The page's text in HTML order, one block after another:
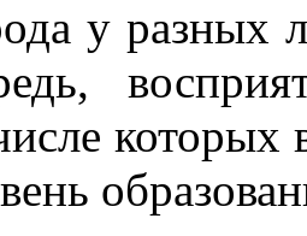
у разных
которых